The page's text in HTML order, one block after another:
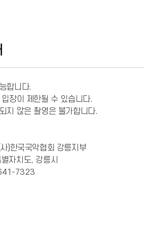
합니다.
장이 제한될 수 있습니다.
지 않은 촬영은 불가합니다.
)한국국악협회 강릉지부
자치도, 강릉시
7323